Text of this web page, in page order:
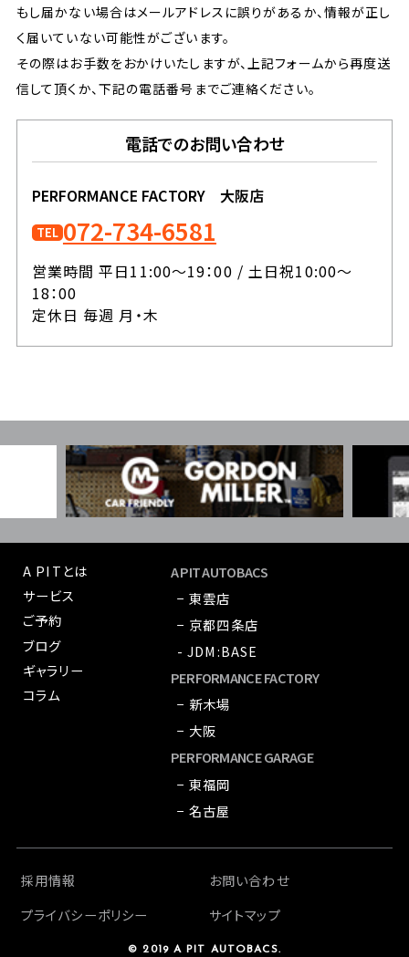
もし届かない場合はメールアドレスに誤りがあるか、情報が正し
く届いていない可能性がございます。
その際はお手数をおかけいたしますが、上記フォームから再度送
信して頂くか、下記の電話番号までご連絡ください。
電話でのお問い合わせ
PERFORMANCE FACTORY 大阪店
TEL 072-734-6581
営業時間 平日11:00～19：00 / 土日祝10:00～
18：00
定休日 毎週 月・木
A PITとは
サービス
ご予約
ブログ
ギャラリー
コラム
A PIT AUTOBACS
− 東雲店
− 京都四条店
- JDM:BASE
PERFORMANCE FACTORY
− 新木場
− 大阪
PERFORMANCE GARAGE
− 東福岡
− 名古屋
採用情報
お問い合わせ
プライバシーポリシー
サイトマップ
© 2019 A PIT AUTOBACS.